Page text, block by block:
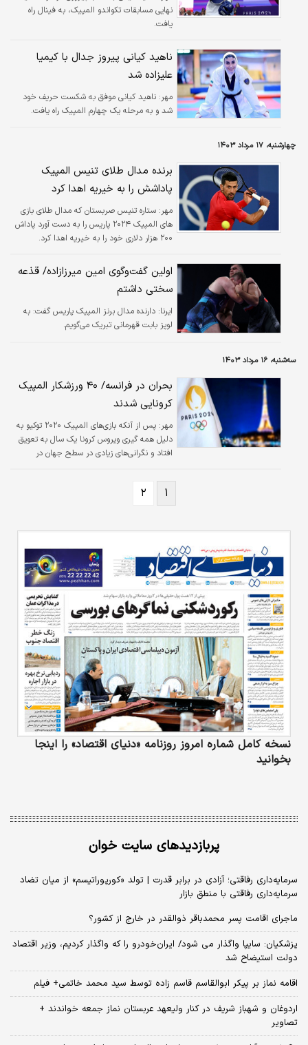
نهایی مسابقات تکواندو المپیک، به فینال راه
یافت.
ناهید کیانی پیروز جدال با کیمیا
علیزاده شد
مهر: ناهید کیانی موفق به شکست حریف خود
شد و به مرحله یک چهارم المپیک راه یافت.
چهارشنبه، ۱۷ مرداد ۱۴۰۳
برنده مدال طلای تنیس المپیک
پاداشش را به خیریه اهدا کرد
مهر: ستاره تنیس صربستان که مدال طلای بازی
های المپیک ۲۰۲۴ پاریس را به دست آورد پاداش
۲۰۰ هزار دلاری خود را به خیریه اهدا کرد.
اولین گفت‌وگوی امین میرزازاده/ قذعه
سختی داشتم
ایرنا: دارنده مدال برنز المپیک پاریس گفت: به
لوپز بابت قهرمانی تبریک می‌گویم.
سه‌شنبه، ۱۶ مرداد ۱۴۰۳
بحران در فرانسه/ ۴۰ ورزشکار المپیک
کرونایی شدند
مهر:
پس از آنکه بازی‌های المپیک ۲۰۲۰ توکیو به
دلیل همه گیری ویروس کرونا یک سال به تعویق
افتاد و نگرانی‌های زیادی در سطح جهان در
نظر می‌رسد این ویروس یک بار دیگر و این بار بر
بازی‌های المپیک ۲۰۲۴ پاریس سایه افکنده است.۱ ۲
نسخه کامل شماره امروز روزنامه «دنیای‌ اقتصاد» را اینجا
بخوانید
پربازدیدهای سایت خوان
سرمایه‌داری رفاقتی؛ آزادی در برابر قدرت | تولد «کورپوراتیسم» از میان تضاد
سرمایه‌داری رفاقتی با منطق بازار
ماجرای اقامت پسر محمدباقر ذوالقدر در خارج از کشور؟
پزشکیان: سایپا واگذار می شود/ ایران‌خودرو را که واگذار کردیم، وزیر اقتصاد
دولت استیضاح شد
اقامه نماز بر پیکر ابوالقاسم قاسم زاده توسط سید محمد خاتمی+ فیلم
اردوغان و شهباز شریف در کنار ولیعهد عربستان نماز جمعه خواندند +
تصاویر